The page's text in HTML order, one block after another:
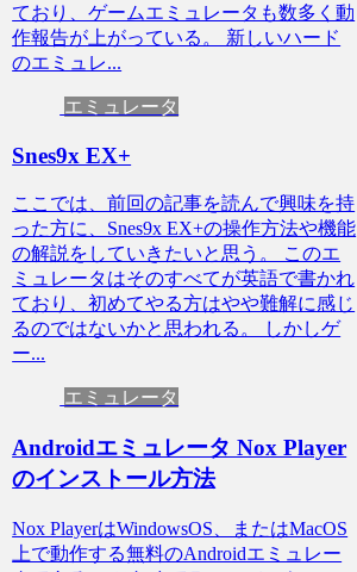
ており、ゲームエミュレータも数多く動
作報告が上がっている。 新しいハード
のエミュレ...
エミュレータ
Snes9x EX+
ここでは、前回の記事を読んで興味を持
った方に、Snes9x EX+の操作方法や機能
の解説をしていきたいと思う。 このエ
ミュレータはそのすべてが英語で書かれ
ており、初めてやる方はやや難解に感じ
るのではないかと思われる。 しかしゲ
ー...
エミュレータ
Androidエミュレータ Nox Player
のインストール方法
Nox PlayerはWindowsOS、またはMacOS
上で動作する無料のAndroidエミュレー